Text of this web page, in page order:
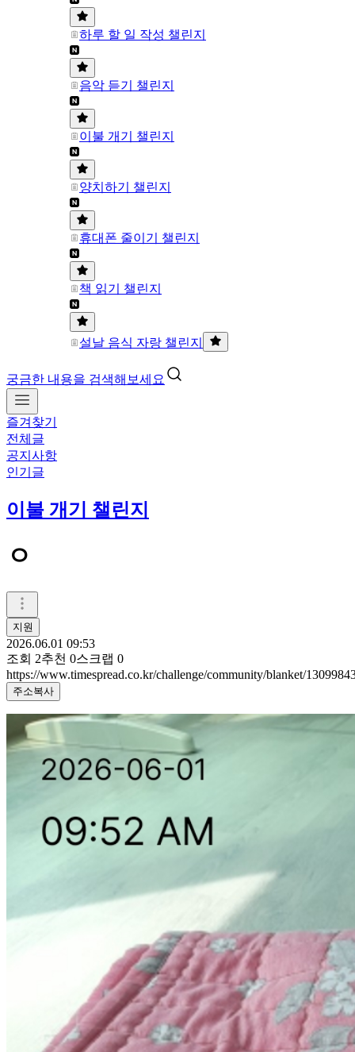
하루 할 일 작성 챌린지
음악 듣기 챌린지
이불 개기 챌린지
양치하기 챌린지
휴대폰 줄이기 챌린지
책 읽기 챌린지
설날 음식 자랑 챌린지
궁금한 내용을 검색해보세요
즐겨찾기
전체글
공지사항
인기글
이불 개기 챌린지
ㅇ
지원
2026.06.01 09:53
조회 2추천 0스크랩 0
https://www.timespread.co.kr/challenge/community/blanket/
주소복사